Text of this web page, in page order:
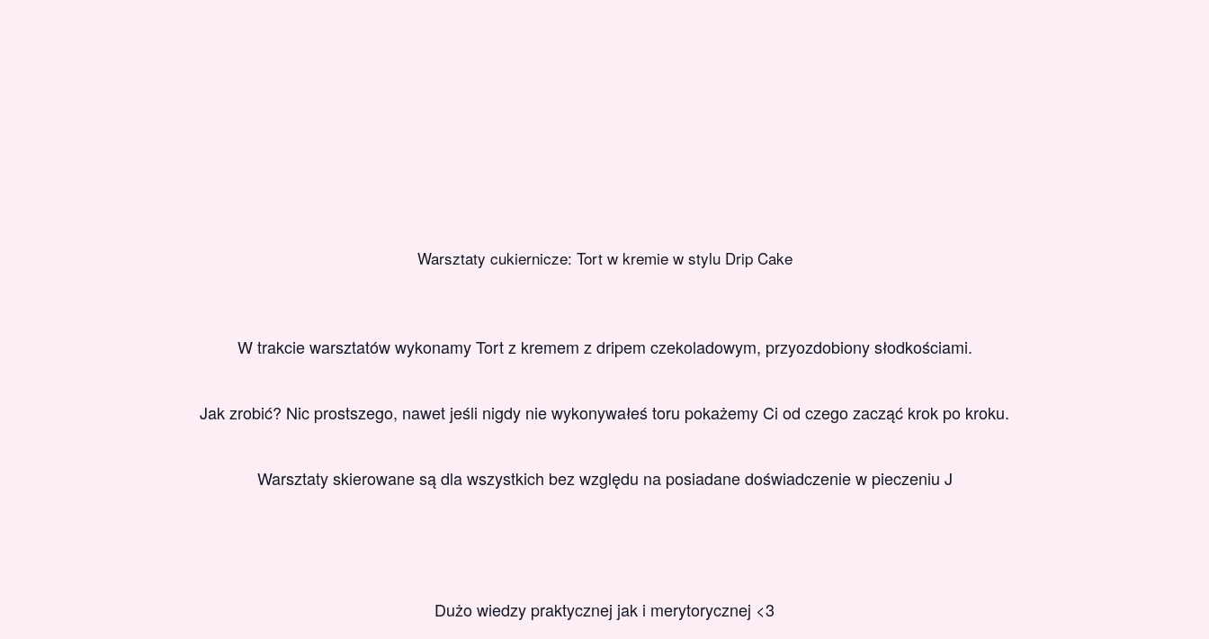
Warsztaty cukiernicze: Tort w kremie w stylu Drip Cake
W trakcie warsztatów wykonamy Tort z kremem z dripem czekoladowym, przyozdobiony słodkościami.
Jak zrobić? Nic prostszego, nawet jeśli nigdy nie wykonywałeś toru pokażemy Ci od czego zacząć krok po kroku.
Warsztaty skierowane są dla wszystkich bez względu na posiadane doświadczenie w pieczeniu J
Dużo wiedzy praktycznej jak i merytorycznej <3